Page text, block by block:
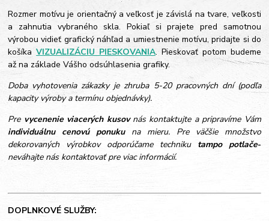
Rozmer motívu je orientačný a veľkosť je závislá na tvare, veľkosti
a zahnutia vybraného skla. Pokiaľ si prajete pred samotnou
výrobou vidieť grafický náhľad a umiestnenie motívu, pridajte si do
košíkaVIZUALIZÁCIU PIESKOVANIA. Pieskovať potom budeme
až na základe Vášho odsúhlasenia grafiky.
Doba vyhotovenia zákazky je zhruba 5-20 pracovných dní (podľa
kapacity výroby a termínu objednávky).
Pre vycenenie viacerých kusovnás kontaktujte a pripravíme Vám
individuálnu cenovú ponukuna mieru. Pre väčšie množstvo
dekorovaných výrobkov odporúčame techniku tampo potlače-
neváhajte nás kontaktovať pre viac informácií.
DOPLNKOVÉ SLUŽBY: